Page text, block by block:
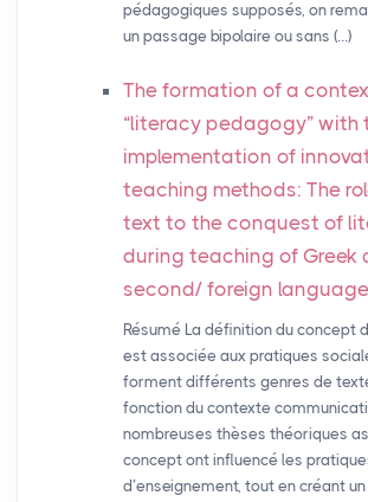
pédagogiques supposés, on
un passage bipolaire ou sans (…)
The formation of a
“literacy pedagogy” with
implementation of
teaching methods: The
text to the conquest of
during teaching of Greek
second/ foreign
Résumé La définition du concept
est associée aux pratiques
forment différents genres de
fonction du contexte
nombreuses thèses théoriques
concept ont influencé les
d’enseignement, tout en créant